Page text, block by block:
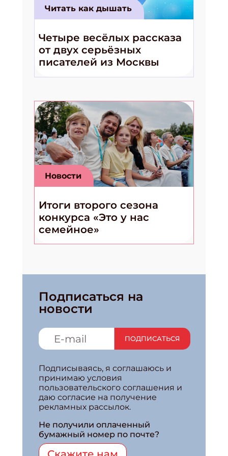
Читать как дышать
Четыре весёлых рассказа
от двух серьёзных
писателей из Москвы
Новости
Итоги второго сезона
конкурса «Это у нас
семейное»
Подписаться на
новости
ПОДПИСАТЬСЯ
Подписываясь, я соглашаюсь и
принимаю условия
пользовательского соглашения и
даю согласие на получение
рекламных рассылок.
Не получили оплаченный
бумажный номер по почте?